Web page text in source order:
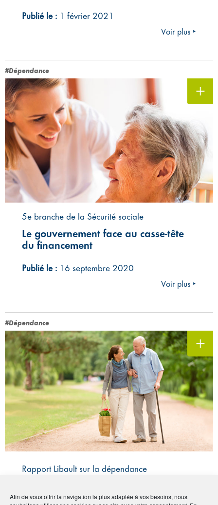
Afin de vous offrir la navigation la plus adaptée à vos besoins, nous
Publié le : 1 février 2021
Voir plus ‣
#Dépendance
5e branche de la Sécurité sociale
Le gouvernement face au casse-tête
du financement
Publié le : 16 septembre 2020
Voir plus ‣
#Dépendance
Rapport Libault sur la dépendance
public